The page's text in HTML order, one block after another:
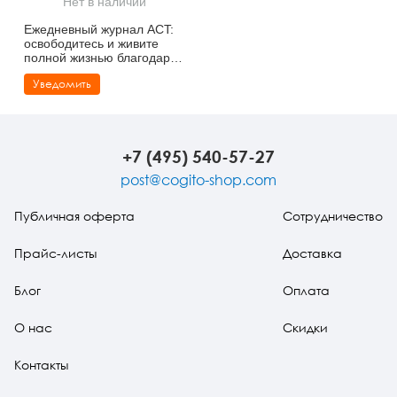
Сказкотерапия
Другие направления психотерапии
Психофизиология
Социальная психология
Учебная литература
Классический и юнгианский психоанализ
Ежедневный журнал ACT:
освободитесь и живите
полной жизнью благодаря
терапии и ответственности
Уведомить
+7 (495) 540-57-27
post@cogito-shop.com
Публичная оферта
Прайс-листы
Блог
О нас
Контакты
Сотрудничество
Доставка
Оплата
Скидки